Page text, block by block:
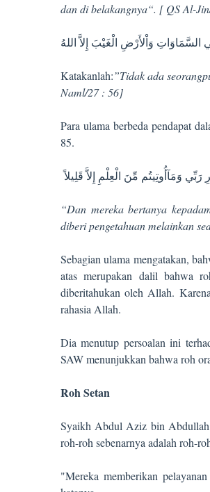
dan di belakangnya“. [ QS Al-
Katakanlah:”Tidak ada
Naml/27 : 56]
Para ulama berbeda pendapat
85.
وَمَآأُوتِيتُم مِّنَ الْعِلْمِ إِلاَّ قَلِيلاً
“Dan mereka bertanya
diberi pengetahuan melainkan
Sebagian ulama mengatakan,
atas merupakan dalil bahwa
diberitahukan oleh Allah.
rahasia Allah.
Dia menutup persoalan ini
SAW menunjukkan bahwa roh
Roh Setan
Syaikh Abdul Aziz bin Abdullah
roh-roh sebenarnya adalah roh-
"Mereka memberikan